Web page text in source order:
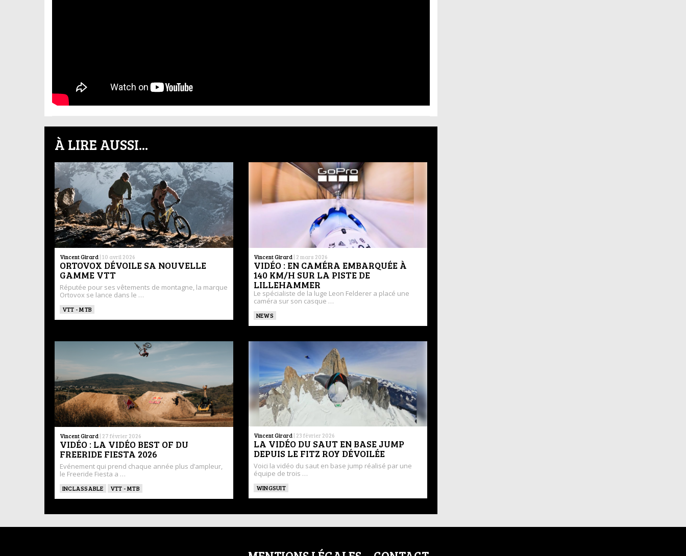
À LIRE AUSSI...
Vincent Girard | 10 avril 2026
ORTOVOX DÉVOILE SA NOUVELLE
GAMME VTT
Réputée pour ses vêtements de montagne, la marque
Ortovox se lance dans le …
VTT - MTB
Vincent Girard | 2 mars 2026
VIDÉO : EN CAMÉRA EMBARQUÉE À
140 KM/H SUR LA PISTE DE
LILLEHAMMER
Le spécialiste de la luge Leon Felderer a placé une
caméra sur son casque …
NEWS
Vincent Girard | 27 février 2026
VIDÉO : LA VIDÉO BEST OF DU
FREERIDE FIESTA 2026
Evénement qui prend chaque année plus d’ampleur,
le Freeride Fiesta a …
INCLASSABLE VTT - MTB
Vincent Girard | 23 février 2026
LA VIDÉO DU SAUT EN BASE JUMP
DEPUIS LE FITZ ROY DÉVOILÉE
Voici la vidéo du saut en base jump réalisé par une
équipe de trois …
WINGSUIT